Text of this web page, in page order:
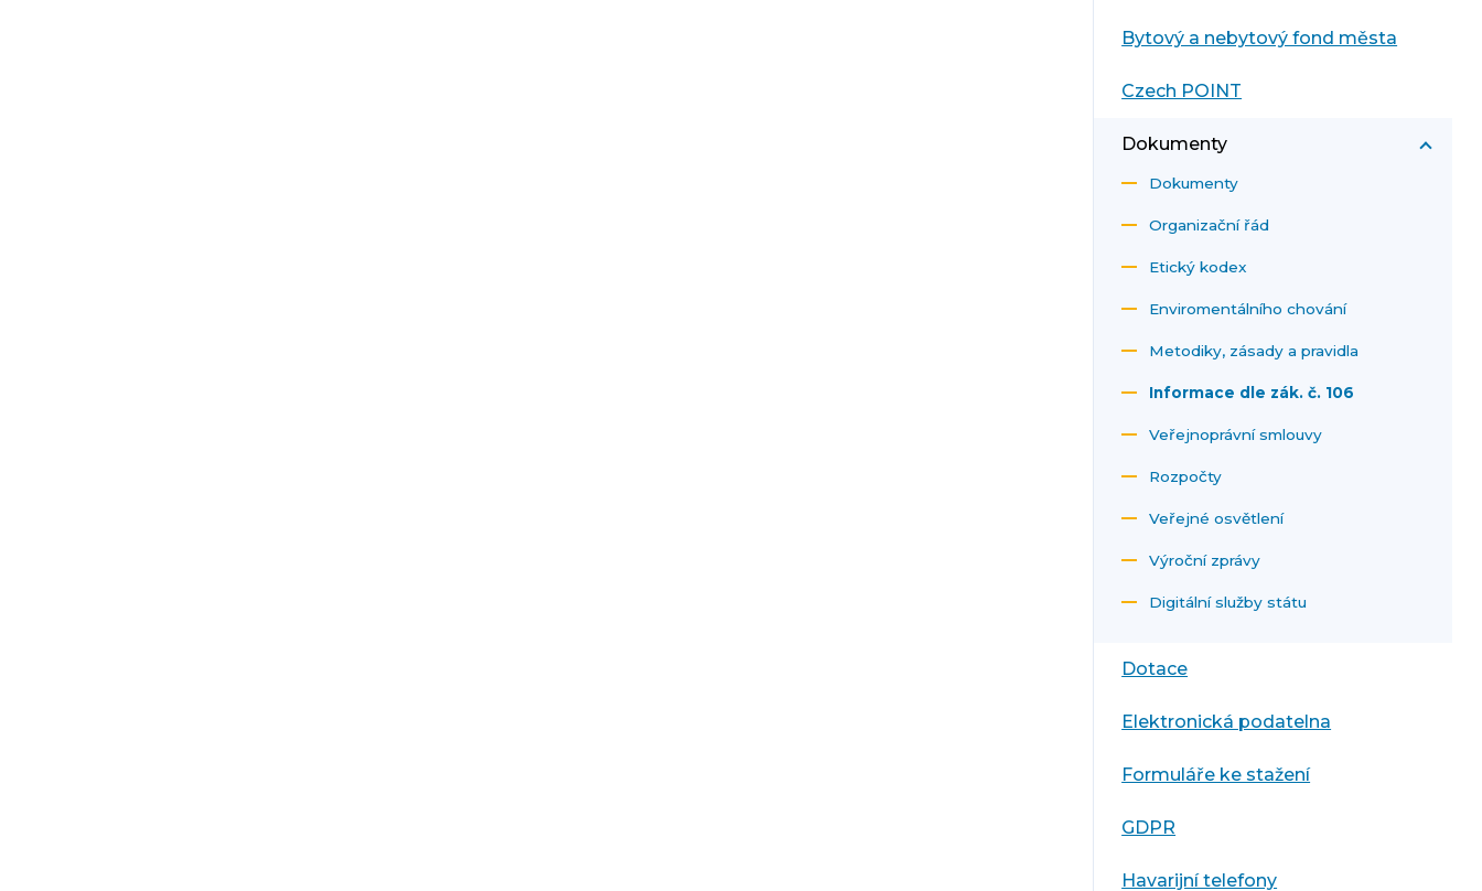
Bytový a nebytový fond města
Czech POINT
Dokumenty
Dokumenty
Organizační řád
Etický kodex
Enviromentálního chování
Metodiky, zásady a pravidla
Informace dle zák. č. 106
Veřejnoprávní smlouvy
Rozpočty
Veřejné osvětlení
Výroční zprávy
Digitální služby státu
Dotace
Elektronická podatelna
Formuláře ke stažení
GDPR
Havarijní telefony